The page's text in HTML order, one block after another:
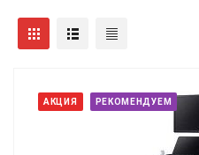
АКЦИЯ РЕКОМЕНДУЕМ